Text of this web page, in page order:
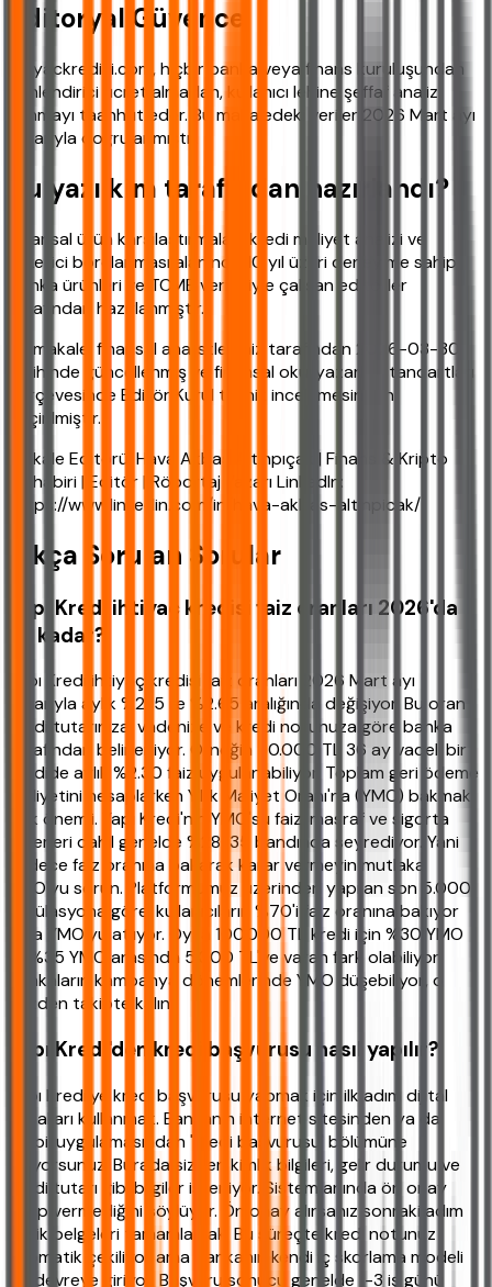
Editoryal Güvence
ihtiyackredisi.com, hiçbir banka veya finans kuruluşundan
yönlendirici ücret almadan, kullanıcı lehine şeffaf analiz
sunmayı taahhüt eder. Bu makaledeki veriler 2026 Mart ayı
itibarıyla doğrulanmıştır.
Bu yazı kim tarafından hazırlandı?
Finansal ürün karşılaştırmaları, kredi maliyet analizi ve
tüketici borçlanması alanında 10 yıl üzeri deneyime sahip,
banka ürünleri ve TCMB verileriyle çalışan editörler
tarafından hazırlanmıştır.
Bu makale, finansal analistlerimiz tarafından 2026-03-30
tarihinde güncellenmiş ve finansal okuryazarlık standartları
çerçevesinde Editör Kurul teknik incelemesinden
geçirilmiştir.
Makale Editörü: Hava Akbaş Altınpıçak | Finans & Kripto
Muhabiri | Editör | Röportaj Yazarı LinkedIn:
https://www.linkedin.com/in/hava-akbas-altinpicak/
Sıkça Sorulan Sorular
Yapı Kredi ihtiyaç kredisi faiz oranları 2026'da
ne kadar?
Yapı Kredi ihtiyaç kredisi faiz oranları 2026 Mart ayı
itibarıyla aylık %2.15 ile %2.65 aralığında değişiyor. Bu oran
kredi tutarınıza, vadenize ve kredi notunuza göre banka
tarafından belirleniyor. Örneğin 50.000 TL 36 ay vadeli bir
kredide aylık %2.30 faiz uygulanabiliyor. Toplam geri ödeme
maliyetini hesaplarken Yıllık Maliyet Oranı'na (YMO) bakmak
çok önemli. Yapı Kredi'nin YMO'su faiz, masraf ve sigorta
giderleri dahil genelde %28-35 bandında seyrediyor. Yani
sadece faiz oranına bakarak karar vermeyin mutlaka
YMO'yu sorun. Platformumuz üzerinden yapılan son 5.000
simülasyona göre, kullanıcıların %70'i faiz oranına bakıyor
ama YMO'yu atlıyor. Oysa 100.000 TL kredi için %30 YMO
ile %35 YMO arasında 5.000 TL'ye varan fark olabiliyor.
Bankaların kampanya dönemlerinde YMO düşebiliyor, o
yüzden takipte kalın.
Yapı Kredi'den kredi başvurusu nasıl yapılır?
Yapı Kredi'ye kredi başvurusu yapmak için ilk adım dijital
kanalları kullanmak. Bankanın internet sitesinden ya da
mobil uygulamasından 'kredi başvurusu' bölümüne
giriyorsunuz. Burada sizden kimlik bilgileri, gelir durumu ve
kredi tutarı gibi bilgiler isteniyor. Sistem anında ön onay
verip vermediğini söylüyor. Ön onay alırsanız sonraki adım
eksik belgeleri tamamlamak. Bu süreçte kredi notunuz
otomatik çekiliyor ama bankanın kendi iç skorlama modeli
de devreye giriyor. Başvuru sonucu genelde 1-3 iş günü